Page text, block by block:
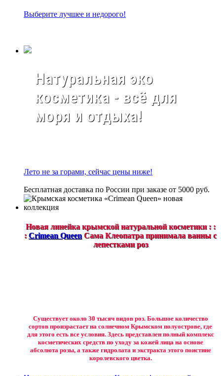
Выберите лучшее и недорого!
Натуральная эко
косметика - всё для
моря и отдыха!
Лето не за горами, сейчас цены ниже!
Бесплатная доставка по России при заказе от 5000 руб.
Новая линейка крымской натуральной косметики : :
: Crimean Queen Сама Клеопатра принимала ванны с
лепестками роз
Существует около 30 тысяч видов роз. Большое количество
сортов произрастает на солнечном Крымском полуострове, где
для этого есть все условия. Здесь представлен полный комплекс
косметических средств по уходу за кожей лица на основе
абсолюта розы, а также гидролата и экстракта этого поистине
королевского цветка.